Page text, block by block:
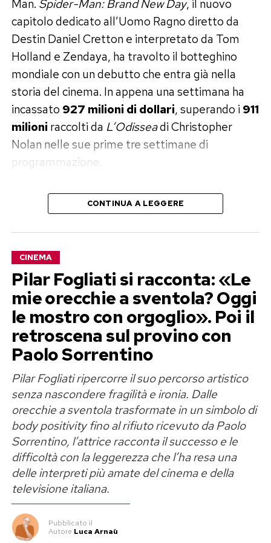
Gerwigentro dicembre 2026. Se ciò non
accadrà, i diritti per realizzare nuovi adattamenti
cinematografici di Barbie torneranno alla
Mattel, proprietaria del celebre marchio.
In quel caso lo studio perderebbe il controllo del
progetto e un eventuale nuovo film potrebbe
essere sviluppato da un’altra casa di produzione,
senza utilizzare la continuità narrativa costruita
dal primo capitolo.
Greta Gerwig ha già un’idea, ma
aspetta le firme
A rendere ancora più complessa la situazione c’è
Greta Gerwig. La regista e il co-sceneggiatore
Noah Baumbach avrebbero già elaborato
un’idea per il sequel, ma non intendono
svilupparla né presentarla ufficialmente finché
tutti gli accordi con Warner non saranno definiti.
Una posizione che rafforza il loro peso nelle
trattative.
Dopo il trionfo del primoBarbie, nessuno dei
protagonisti era vincolato da contratti per più
film. Una scelta che oggi si sta trasformando in
un boomerang per lo studio, costretto a
negoziare da zero con tutti i nomi che hanno
contribuito al successo del fenomeno
cinematografico più redditizio degli ultimi anni.
Man. Spider-Man: Brand New Day, il nuovo
capitolo dedicato all’Uomo Ragno diretto da
Destin Daniel Cretton e interpretato da Tom
Holland e Zendaya, ha travolto il botteghino
mondiale con un debutto che entra già nella
storia del cinema. In appena una settimana ha
incassato 927 milioni di dollari, superando i911
milioni raccolti da L’Odisseadi Christopher
Nolan nelle sue prime tre settimane di
programmazione.
Si tratta del secondo miglior esordio globale di
sempre dopo
Avengers: Endgame
Marvel continui a rappresentare una delle
proprietà cinematografiche più forti al mondo.
Spider-Man vola grazie ai mercati
internazionali
A impressionare non è soltanto il risultato
complessivo, ma soprattutto la distribuzione
degli incassi. Negli Stati Uniti e in Canada il film
ha raccolto355 milioni di dollari, una cifra
enorme ma inferiore al contributo arrivato dal
resto del mondo. Sono infatti i66 mercati
internazionaliad avere fatto la differenza,
portando nelle casse di Sony e Marvel altri
milioni di dollari.
La Cina ha avuto un ruolo determinante con
CONTINUA A LEGGERE
CINEMA
Pilar Fogliati si racconta: «Le
mie orecchie a sventola? Oggi
le mostro con orgoglio». Poi il
retroscena sul provino con
Paolo Sorrentino
Pilar Fogliati ripercorre il suo percorso artistico
senza nascondere fragilità e ironia. Dalle
orecchie a sventola trasformate in un simbolo di
body positivity fino al rifiuto ricevuto da Paolo
Sorrentino, l’attrice racconta il successo e le
difficoltà con la leggerezza che l’ha resa una
delle interpreti più amate del cinema e della
televisione italiana.
Pubblicato il
Autore Luca Arnaù